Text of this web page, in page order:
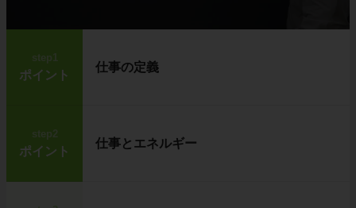
step1
ポイント
仕事の定義
step2
ポイント
仕事とエネルギー